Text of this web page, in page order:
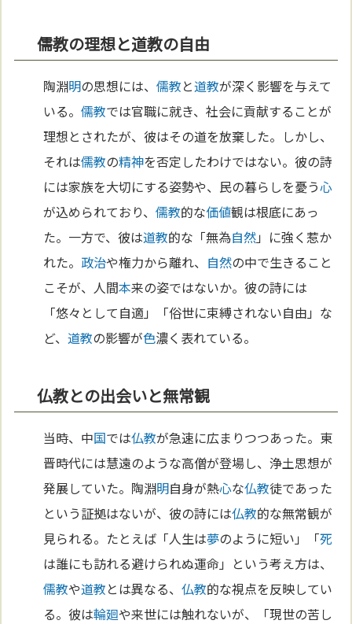
儒教の理想と道教の自由
陶淵明の思想には、儒教と道教が深く影響を与えて
いる。儒教では官職に就き、社会に貢献することが
理想とされたが、彼はその道を放棄した。しかし、
それは儒教の精神を否定したわけではない。彼の詩
には家族を大切にする姿勢や、民の暮らしを憂う心
が込められており、儒教的な価値観は根底にあっ
た。一方で、彼は道教的な「無為自然」に強く惹か
れた。 政治や権力から離れ、 自然の中で生きること
こそが、人間本来の姿ではないか。彼の詩には
「悠々として自適」「俗世に束縛されない自由」な
ど、道教の影響が色濃く表れている。
仏教との出会いと無常観
当時、中国では仏教が急速に広まりつつあった。東
晋時代には慧遠のような高僧が登場し、浄土思想が
発展していた。陶淵明自身が熱心な仏教徒であった
という証拠はないが、彼の詩には仏教的な無常観が
見られる。たとえば「人生は夢のように短い」「死
は誰にも訪れる避けられぬ運命」という考え方は、
儒教や道教とは異なる、仏教的な視点を反映してい
る。彼は輪廻や来世には触れないが、「現世の苦し